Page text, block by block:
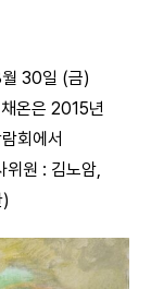
30일 (금)
온은 2015년
회에서
위원 : 김노암,